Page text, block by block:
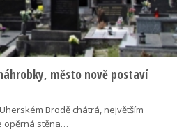
město nově postaví
Brodě chátrá, největším
opěrná stěna…